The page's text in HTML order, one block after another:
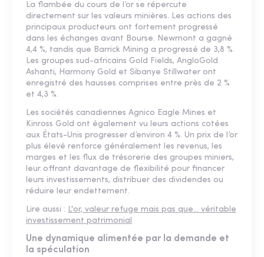
La flambée du cours de l’or se répercute
directement sur les valeurs minières. Les actions des
principaux producteurs ont fortement progressé
dans les échanges avant Bourse. Newmont a gagné
4,4 %, tandis que Barrick Mining a progressé de 3,8 %.
Les groupes sud-africains Gold Fields, AngloGold
Ashanti, Harmony Gold et Sibanye Stillwater ont
enregistré des hausses comprises entre près de 2 %
et 4,3 %.
Les sociétés canadiennes Agnico Eagle Mines et
Kinross Gold ont également vu leurs actions cotées
aux États-Unis progresser d’environ 4 %. Un prix de l’or
plus élevé renforce généralement les revenus, les
marges et les flux de trésorerie des groupes miniers,
leur offrant davantage de flexibilité pour financer
leurs investissements, distribuer des dividendes ou
réduire leur endettement.
Lire aussi : L'or, valeur refuge mais pas que… véritable
investissement patrimonial
Une dynamique alimentée par la demande et
la spéculation